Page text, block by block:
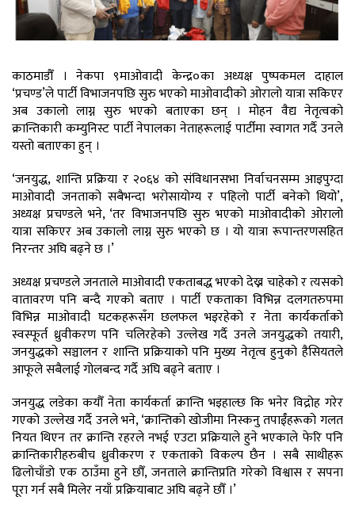
काठमाडौँ । नेकपा ९माओवादी केन्द्र०का अध्यक्ष पुष्पकमल दाहाल
‘प्रचण्ड’ले पार्टी विभाजनपछि सुरु भएको माओवादीको ओरालो यात्रा सकिएर
अब उकालो लाग्न सुरु भएको बताएका छन् । मोहन वैद्य नेतृत्वको
क्रान्तिकारी कम्युनिस्ट पार्टी नेपालका नेताहरूलाई पार्टीमा स्वागत गर्दै उनले
यस्तो बताएका हुन् ।
‘जनयुद्ध, शान्ति प्रक्रिया र २०६४ को संविधानसभा निर्वाचनसम्म आइपुग्दा
माओवादी जनताको सबैभन्दा भरोसायोग्य र पहिलो पार्टी बनेको थियो’,
अध्यक्ष प्रचण्डले भने, ‘तर विभाजनपछि सुरु भएको माओवादीको ओरालो
यात्रा सकिएर अब उकालो लाग्न सुरु भएको छ । यो यात्रा रूपान्तरणसहित
निरन्तर अघि बढ्ने छ ।’
अध्यक्ष प्रचण्डले जनताले माओवादी एकताबद्ध भएको देख्न चाहेको र त्यसको
वातावरण पनि बन्दै गएको बताए । पार्टी एकताका विभिन्न दलगतरुपमा
विभिन्न माओवादी घटकहरूसँग छलफल भइरहेको र नेता कार्यकर्ताको
स्वस्फूर्त ध्रुवीकरण पनि चलिरहेको उल्लेख गर्दै उनले जनयुद्धको तयारी,
जनयुद्धको सञ्चालन र शान्ति प्रक्रियाको पनि मुख्य नेतृत्व हुनुको हैसियतले
आफूले सबैलाई गोलबन्द गर्दै अघि बढ्ने बताए ।
जनयुद्ध लडेका कयौँ नेता कार्यकर्ता क्रान्ति भइहाल्छ कि भनेर विद्रोह गरेर
गएको उल्लेख गर्दै उनले भने, ‘क्रान्तिको खोजीमा निस्कनु तपाईँहरूको गलत
नियत थिएन तर क्रान्ति रहरले नभई एउटा प्रक्रियाले हुने भएकाले फेरि पनि
क्रान्तिकारीहरुबीच ध्रुवीकरण र एकताको विकल्प छैन । सबै साथीहरू
ढिलोचाँडो एक ठाउँमा हुने छौँ, जनताले क्रान्तिप्रति गरेको विश्वास र सपना
पूरा गर्न सबै मिलेर नयाँ प्रक्रियाबाट अघि बढ्ने छौँ ।’